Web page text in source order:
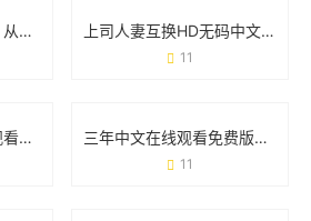
三年片在线视频中国：从流量狂欢到内容升级的蜕变之路 上司人妻互换HD无码中文字幕：一场争议背后的社会观察与影视现象
11
《与凤行电视剧免费观看全集完整版》：追剧攻略与观剧体验全分享 三年中文在线观看免费版：追剧党的“宝藏库”还是行业新趋势？
11